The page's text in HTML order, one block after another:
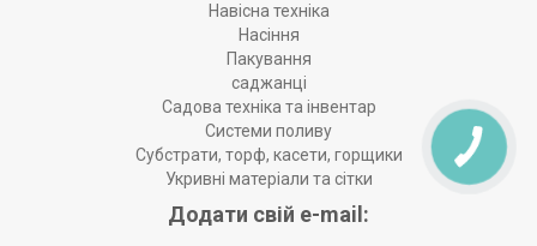
Навісна техніка
Насіння
Пакування
саджанці
Садова техніка та інвентар
Системи поливу
Субстрати, торф, касети, горщики
Укривні матеріали та сітки
Додати свій e-mail: